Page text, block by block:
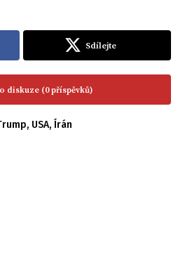
Sdílejte
diskuze (0 příspěvků)
, USA, Írán